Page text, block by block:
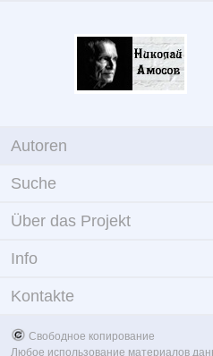
Autoren
Suche
Über das Projekt
Info
Kontakte
Свободное копирование
Любое использование материалов